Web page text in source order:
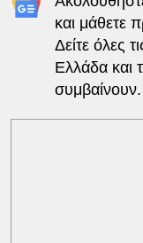
και μάθετε
Δείτε όλες
Ελλάδα και
συμβαίνουν.